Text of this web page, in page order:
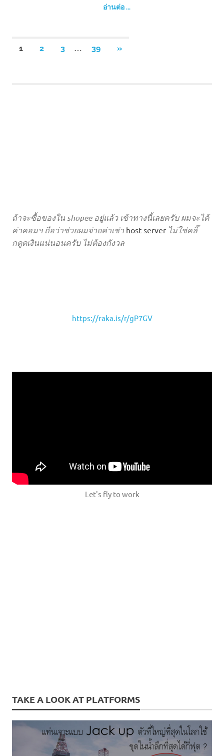
อ่านต่อ ...
Posts
1 2 3 39
NEXT
»
ถ้าจะซื้อของใน shopee อยู่แล้ว เข้าทางนี้เลยครับ ผมจะได้
ค่าคอมฯ ถือว่าช่วยผมจ่ายค่าเช่า host server ไม่ใช่คลิ๊
กดูดเงินแน่นอนครับ ไม่ต้องกังวล
https://raka.is/r/gP7GV
Let's fly to work
TAKE A LOOK AT PLATFORMS